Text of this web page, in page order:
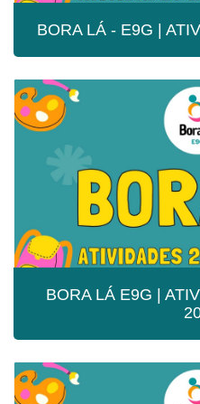
BORA LÁ - E9G |
BORA LÁ - E9G |
BORA LÁ E9G |
BORA LÁ